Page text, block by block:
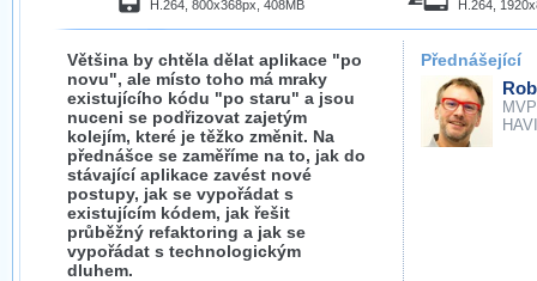
H.264, 800x368px, 408MB H.264,
Většina by chtěla dělat aplikace "po
novu", ale místo toho má mraky
existujícího kódu "po staru" a jsou
nuceni se podřizovat zajetým
kolejím, které je těžko změnit. Na
přednášce se zaměříme na to, jak do
stávající aplikace zavést nové
postupy, jak se vypořádat s
existujícím kódem, jak řešit
průběžný refaktoring a jak se
vypořádat s technologickým
dluhem.
Přednášející
MVP